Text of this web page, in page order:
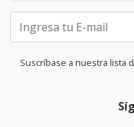
Suscríbase a nuestra lista